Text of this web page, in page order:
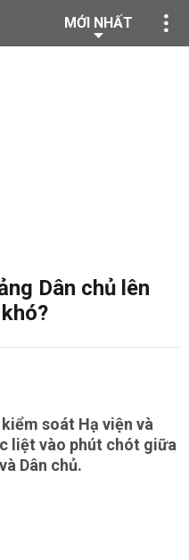
MỚI NHẤT
Dân chủ lên
soát Hạ viện và
liệt vào phút chót giữa
Dân chủ.